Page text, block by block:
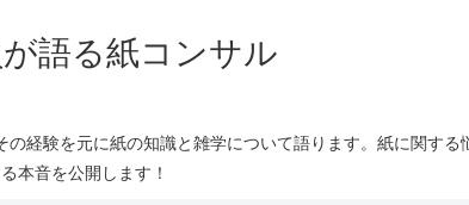
語る紙コンサル
経験を元に紙の知識と雑学について語ります。紙に関する
本音を公開します！